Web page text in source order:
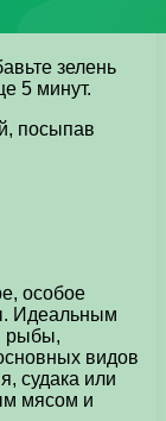
зелень
5 минут.
посыпав
особое
Идеальным
рыбы,
видов
судака или
мясом и